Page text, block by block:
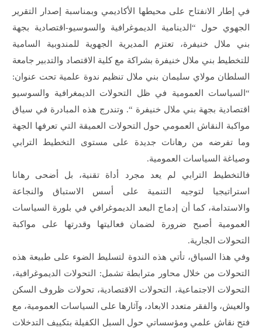
في إطار الانفتاح على محيطها الأكاديمي وبمناسبة إصدار التقرير
الجهوي حول “الدينامية الديموغرافية والسوسيو-اقتصادية بجهة
بني ملال خنيفرة، تعتزم المديرية الجهوية للمندوبية السامية
للتخطيط بني ملال خنيفرة بشراكة مع كلية الاقتصاد والتدبير جامعة
السلطان مولاي سليمان بني ملال تنظيم ندوة علمية تحت عنوان:
“السياسات العمومية في ظل التحولات الديمغرافية والسوسيو
اقتصادية بجهة بني ملال خنيفرة “. وتندرج هذه المبادرة في سياق
مواكبة النقاش العمومي حول التحولات العميقة التي تعرفها الجهة
وما تفرضه من رهانات جديدة على مستوى التخطيط الترابي
وصياغة السياسات العمومية.
فالتخطيط الترابي لم يعد مجرد أداة تقنية، بل أضحى رهانا
استراتيجيا لتوجيه التنمية على أسس الاستباق والنجاعة
والاستدامة، كما أن إدماج البعد الديموغرافي في بلورة السياسات
العمومية أصبح ضرورة لضمان فعاليتها وقدرتها على مواكبة
التحولات الجارية.
وفي هذا السياق، تأتي هذه الندوة لتسليط الضوء على طبيعة هذه
التحولات من خلال محاور مترابطة تشمل: التحولات الديموغرافية،
التحولات الاجتماعية، التحولات الاقتصادية، تحولات ظروف السكن
والعيش، والفقر متعدد الابعاد، وآثارها على السياسات العمومية، مع
فتح نقاش علمي ومؤسساتي حول السبل الكفيلة بتكييف التدخلات